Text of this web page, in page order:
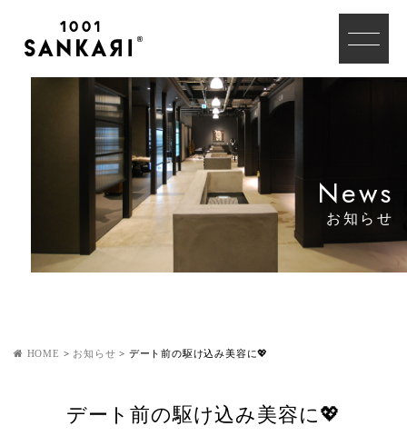
News
お知らせ
HOME > お知らせ > デート前の駆け込み美容に💖
デート前の駆け込み美容に💖